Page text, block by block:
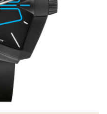
+420 775 138 346